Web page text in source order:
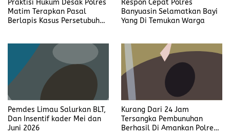
Praktisi Hukum Desak Polres
Matim Terapkan Pasal
Berlapis Kasus Persetubuhan
Komba
Respon Cepat Polres
Banyuasin Selamatkan Bayi
Yang Di Temukan Warga
Pemdes Limau Salurkan BLT,
Dan Insentif kader Mei dan
Juni 2026
Kurang Dari 24 Jam
Tersangka Pembunuhan
Berhasil Di Amankan Polres